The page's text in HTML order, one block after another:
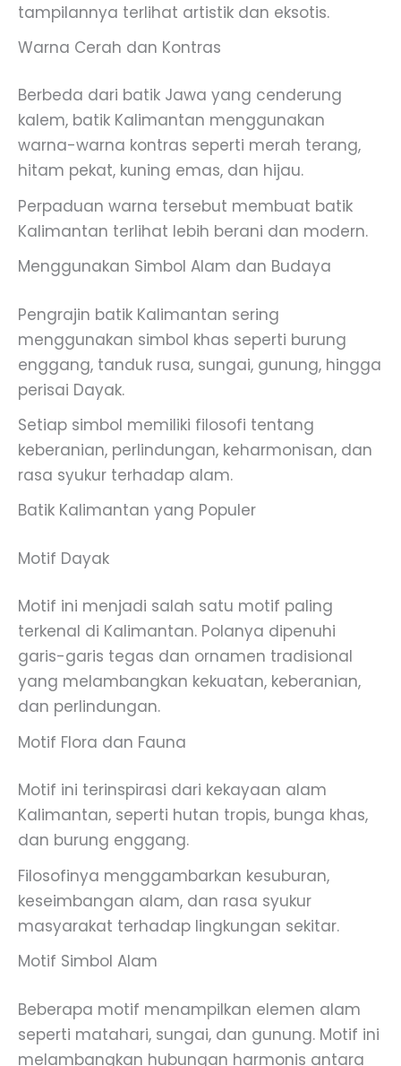
tampilannya terlihat artistik dan eksotis.
Warna Cerah dan Kontras
Berbeda dari batik Jawa yang cenderung
kalem, batik Kalimantan menggunakan
warna-warna kontras seperti merah terang,
hitam pekat, kuning emas, dan hijau.
Perpaduan warna tersebut membuat batik
Kalimantan terlihat lebih berani dan modern.
Menggunakan Simbol Alam dan Budaya
Pengrajin batik Kalimantan sering
menggunakan simbol khas seperti burung
enggang, tanduk rusa, sungai, gunung, hingga
perisai Dayak.
Setiap simbol memiliki filosofi tentang
keberanian, perlindungan, keharmonisan, dan
rasa syukur terhadap alam.
Batik Kalimantan yang Populer
Motif Dayak
Motif ini menjadi salah satu motif paling
terkenal di Kalimantan. Polanya dipenuhi
garis-garis tegas dan ornamen tradisional
yang melambangkan kekuatan, keberanian,
dan perlindungan.
Motif Flora dan Fauna
Motif ini terinspirasi dari kekayaan alam
Kalimantan, seperti hutan tropis, bunga khas,
dan burung enggang.
Filosofinya menggambarkan kesuburan,
keseimbangan alam, dan rasa syukur
masyarakat terhadap lingkungan sekitar.
Motif Simbol Alam
Beberapa motif menampilkan elemen alam
seperti matahari, sungai, dan gunung. Motif ini
melambangkan hubungan harmonis antara